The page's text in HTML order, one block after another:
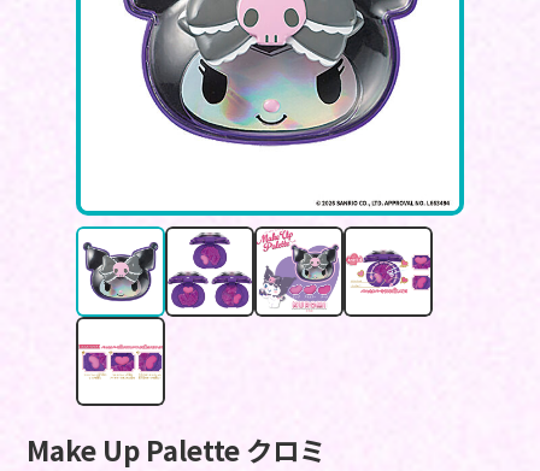
Make Up Palette クロミ